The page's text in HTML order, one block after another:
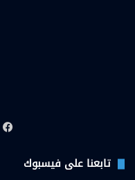
تابعنا على فيسبوك